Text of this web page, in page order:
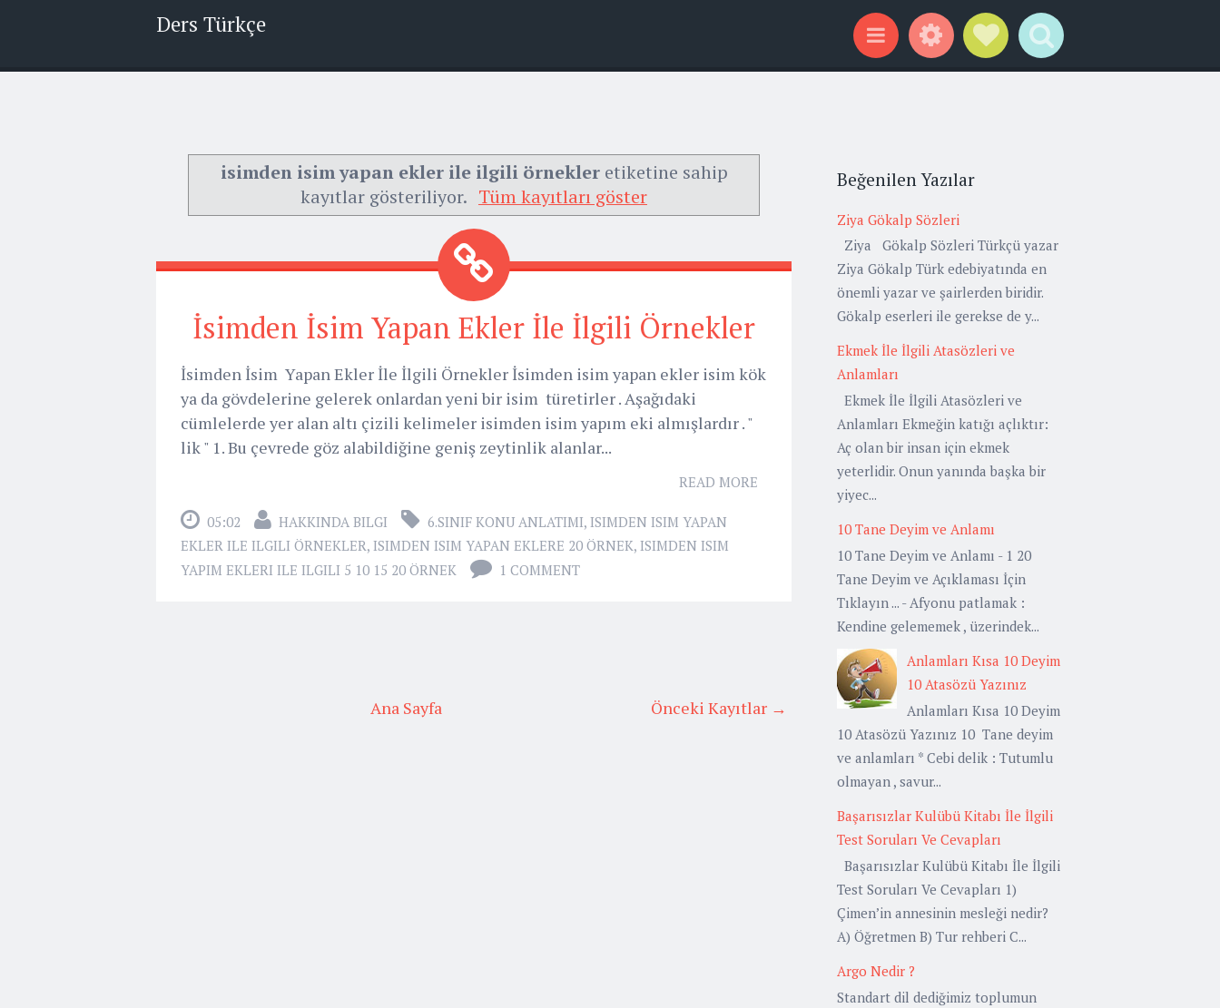
Ders Türkçe
Menu WidgetsSocial Links
Search
isimden isim yapan ekler ile ilgili örnekleretiketine sahip
kayıtlar gösteriliyor. Tüm kayıtları göster
İsimden İsim Yapan Ekler İle İlgili Örnekler
İsimden İsim Yapan Ekler İle İlgili Örnekler İsimden isim yapan ekler isim kök
ya da gövdelerine gelerek onlardan yeni bir isim türetirler . Aşağıdaki
cümlelerde yer alan altı çizili kelimeler isimden isim yapım eki almışlardır . "
lik " 1. Bu çevrede göz alabildiğine geniş zeytinlik alanlar...
READ MORE
05:02 HAKKINDA BILGI 6.SINIF KONU ANLATIMI, ISIMDEN ISIM YAPAN
EKLER ILE ILGILI ÖRNEKLER, ISIMDEN ISIM YAPAN EKLERE 20 ÖRNEK, ISIMDEN ISIM
YAPIM EKLERI ILE ILGILI 5 10 15 20 ÖRNEK
1 COMMENT
Önceki Kayıtlar →
Ana Sayfa
Beğenilen Yazılar
Ziya Gökalp Sözleri
Ziya Gökalp Sözleri Türkçü yazar
Ziya Gökalp Türk edebiyatında en
önemli yazar ve şairlerden biridir.
Gökalp eserleri ile gerekse de y...
Ekmek İle İlgili Atasözleri ve
Anlamları
Ekmek İle İlgili Atasözleri ve
Anlamları Ekmeğin katığı açlıktır:
Aç olan bir insan için ekmek
yeterlidir. Onun yanında başka bir
yiyec...
10 Tane Deyim ve Anlamı
10 Tane Deyim ve Anlamı - 1 20
Tane Deyim ve Açıklaması İçin
Tıklayın ... - Afyonu patlamak :
Kendine gelememek , üzerindek...
Anlamları Kısa 10 Deyim
10 Atasözü Yazınız
Anlamları Kısa 10 Deyim
10 Atasözü Yazınız 10 Tane deyim
ve anlamları * Cebi delik : Tutumlu
olmayan , savur...
Başarısızlar Kulübü Kitabı İle İlgili
Test Soruları Ve Cevapları
Başarısızlar Kulübü Kitabı İle İlgili
Test Soruları Ve Cevapları 1)
Çimen’in annesinin mesleği nedir?
A) Öğretmen B) Tur rehberi C...
Argo Nedir ?
Standart dil dediğimiz toplumun